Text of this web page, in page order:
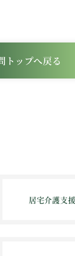
トップへ戻る
居宅介護支